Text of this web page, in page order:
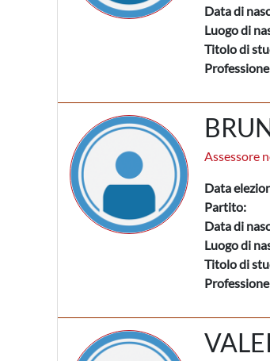
Data di
Luogo di
Titolo di
Assessore
Data
Partito:
Data di
Luogo di
Titolo di